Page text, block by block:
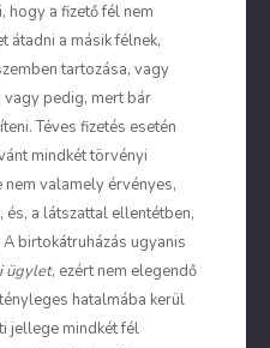
hogy a fizető fél nem
átadni a másik félnek,
tartozása, vagy
pedig, mert bár
Téves fizetés esetén
mindkét törvényi
valamely érvényes,
a látszattal ellentétben,
birtokátruházás ugyanis
ügylet, ezért nem elegendő
hatalmába kerül
jellege mindkét fél